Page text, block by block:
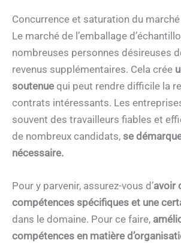
Concurrence et saturation du marché
Le marché de l’emballage
nombreuses personnes désireuses
revenus supplémentaires. Cela crée
soutenue qui peut rendre difficile la
contrats intéressants. Les
souvent des travailleurs fiables et
de nombreux candidats, se
nécessaire.
Pour y parvenir, assurez-vous d’avoir
compétences spécifiques et une
dans le domaine. Pour ce faire,
compétences en matière